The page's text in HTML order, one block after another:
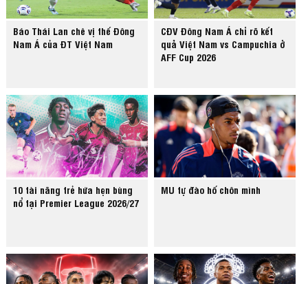
Báo Thái Lan chê vị thế Đông
Nam Á của ĐT Việt Nam
CĐV Đông Nam Á chỉ rõ kết
quả Việt Nam vs Campuchia ở
AFF Cup 2026
10 tài năng trẻ hứa hẹn bùng
nổ tại Premier League 2026/27
MU tự đào hố chôn mình